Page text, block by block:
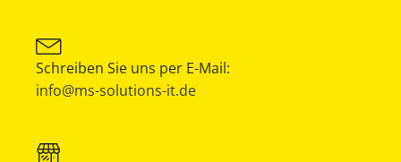
Schreiben Sie uns per E-Mail:
info@ms-solutions-it.de